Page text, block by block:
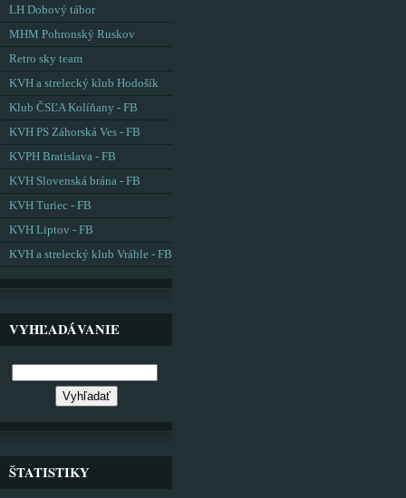
LH Dobový tábor
MHM Pohronský Ruskov
Retro sky team
KVH a strelecký klub Hodošík
Klub ČSĽA Kolíňany - FB
KVH PS Záhorská Ves - FB
KVPH Bratislava - FB
KVH Slovenská brána - FB
KVH Turiec - FB
KVH Liptov - FB
KVH a strelecký klub Vráble - FB
VYHĽADÁVANIE
ŠTATISTIKY